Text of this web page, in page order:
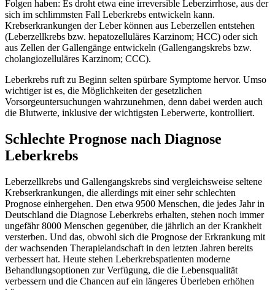
Folgen haben: Es droht etwa eine irreversible Leberzirrhose, aus der
sich im schlimmsten Fall Leberkrebs entwickeln kann.
Krebserkrankungen der Leber können aus Leberzellen entstehen
(Leberzellkrebs bzw. hepatozelluläres Karzinom; HCC) oder sich
aus Zellen der Gallengänge entwickeln (Gallengangskrebs bzw.
cholangiozelluläres Karzinom; CCC).
Leberkrebs ruft zu Beginn selten spürbare Symptome hervor. Umso
wichtiger ist es, die Möglichkeiten der gesetzlichen
Vorsorgeuntersuchungen wahrzunehmen, denn dabei werden auch
die Blutwerte, inklusive der wichtigsten Leberwerte, kontrolliert.
Schlechte Prognose nach Diagnose
Leberkrebs
Leberzellkrebs und Gallengangskrebs sind vergleichsweise seltene
Krebserkrankungen, die allerdings mit einer sehr schlechten
Prognose einhergehen. Den etwa 9500 Menschen, die jedes Jahr in
Deutschland die Diagnose Leberkrebs erhalten, stehen noch immer
ungefähr 8000 Menschen gegenüber, die jährlich an der Krankheit
versterben. Und das, obwohl sich die Prognose der Erkrankung mit
der wachsenden Therapielandschaft in den letzten Jahren bereits
verbessert hat. Heute stehen Leberkrebspatienten moderne
Behandlungsoptionen zur Verfügung, die die Lebensqualität
verbessern und die Chancen auf ein längeres Überleben erhöhen